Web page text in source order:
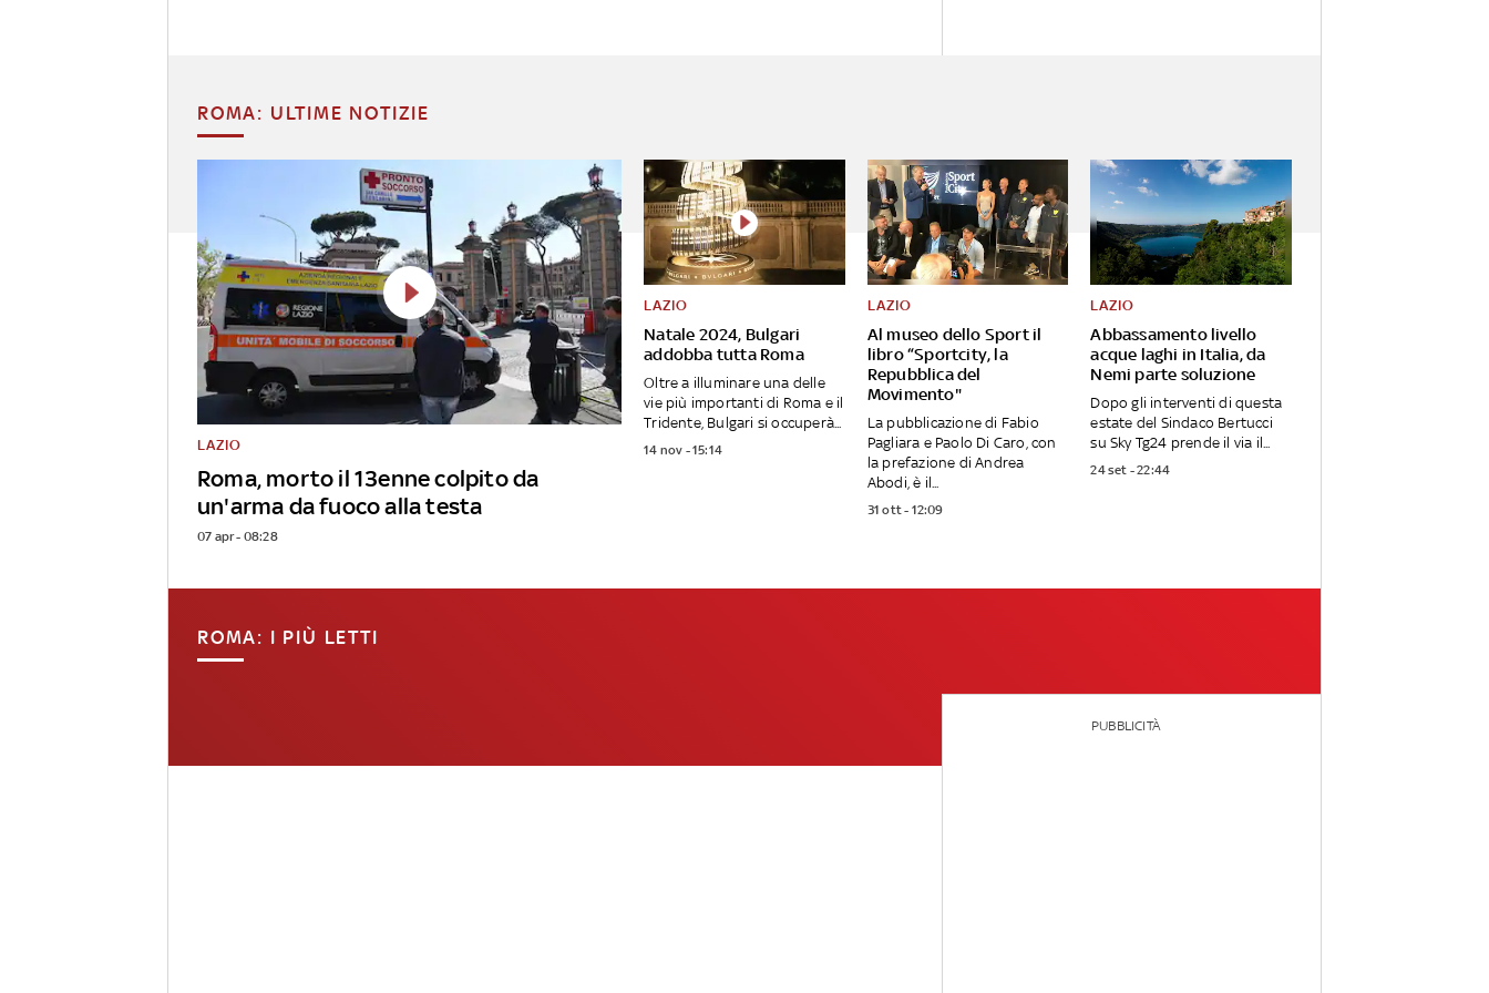
ROMA: ULTIME NOTIZIE
Roma, morto il 13enne colpito da
un'arma da fuoco alla testa
LAZIO
07 apr - 08:28
Natale 2024, Bulgari
addobba tutta Roma
LAZIO
Oltre a illuminare una delle
vie più importanti di Roma e il
Tridente, Bulgari si occuperà...
14 nov - 15:14
Al museo dello Sport il
libro “Sportcity, la
Repubblica del
Movimento"
LAZIO
La pubblicazione di Fabio
Pagliara e Paolo Di Caro, con
la prefazione di Andrea
Abodi, è il...
31 ott - 12:09
Abbassamento livello
acque laghi in Italia, da
Nemi parte soluzione
LAZIO
Dopo gli interventi di questa
estate del Sindaco Bertucci
su Sky Tg24 prende il via il...
24 set - 22:44
ROMA: I PIÙ LETTI
PUBBLICITÀ